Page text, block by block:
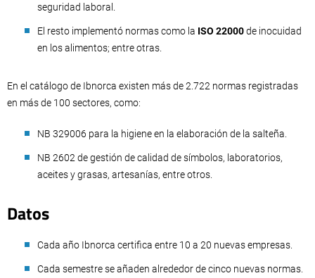
seguridad laboral.
El resto implementó normas como la ISO 22000de inocuidad
en los alimentos; entre otras.
En el catálogo de Ibnorca existen más de 2.722 normas registradas
en más de 100 sectores, como:
NB 329006 para la higiene en la elaboración de la salteña.
NB 2602 de gestión de calidad de símbolos, laboratorios,
aceites y grasas, artesanías, entre otros.
Datos
Cada año Ibnorca certifica entre 10 a 20 nuevas empresas.
Cada semestre se añaden alrededor de cinco nuevas normas.